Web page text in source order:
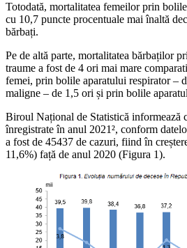
Totodată, mortalitatea femeilor prin
cu 10,7 puncte procentuale mai înaltă
bărbați.
Pe de altă parte, mortalitatea bărbaților
traume a fost de 4 ori mai mare
femei, prin bolile aparatului respirator –
maligne – de 1,5 ori și prin bolile
Biroul Național de Statistică informează
înregistrate în anul 2021², conform
a fost de 45437 de cazuri, fiind în
11,6%) față de anul 2020 (Figura 1).